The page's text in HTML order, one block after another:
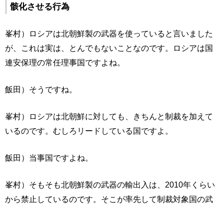
骸化させる行為
峯村）ロシアは北朝鮮製の武器を使っていると言いました
が、これは実は、とんでもないことなのです。ロシアは国
連安保理の常任理事国ですよね。
飯田）そうですね。
峯村）ロシアは北朝鮮に対しても、きちんと制裁を加えて
いるのです。むしろリードしている国ですよ。
飯田）当事国ですよね。
峯村）そもそも北朝鮮製の武器の輸出入は、2010年くらい
から禁止しているのです。そこが率先して制裁対象国の武